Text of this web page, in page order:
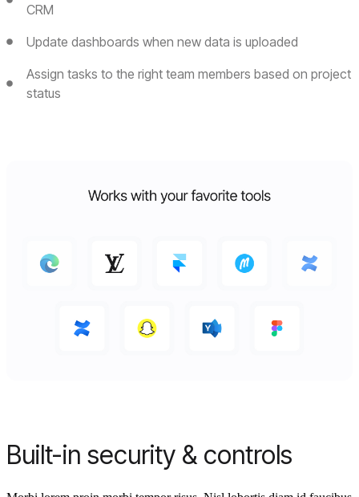
CRM
Update dashboards when new data is uploaded
Assign tasks to the right team members based on project
status
Built-in security & controls